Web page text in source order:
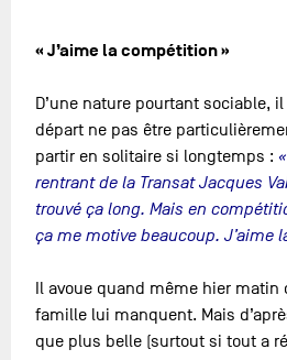
« J’aime la compétition »
D’une nature pourtant sociable,
départ ne pas être
partir en solitaire si longtemps :
rentrant de la Transat Jacques
trouvé ça long. Mais en
ça me motive beaucoup. J’aime
Il avoue quand même hier matin
famille lui manquent. Mais
que plus belle (surtout si tout a